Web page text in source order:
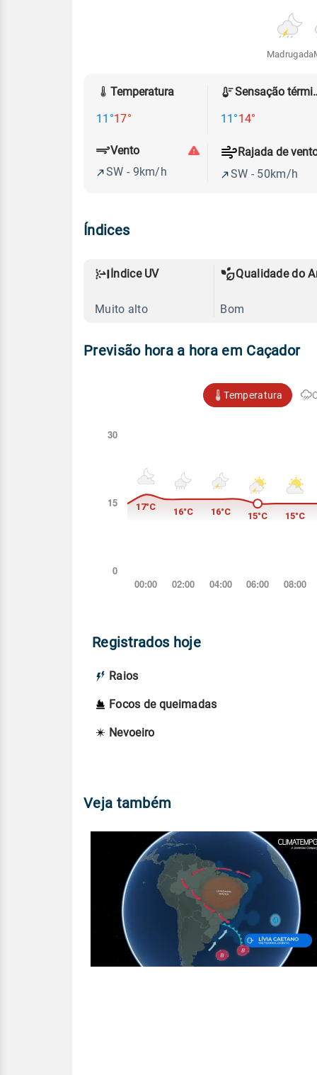
Madrugada
Temperatura
11°17°
11°14°
Vento
SW - 9km/h
Rajada de
SW - 50km/h
Índices
Índice UV
Muito alto
Qualidade do
Bom
Previsão hora a hora em Caçador
Temperatura
Registrados hoje
Raios
Focos de queimadas
Nevoeiro
Veja também